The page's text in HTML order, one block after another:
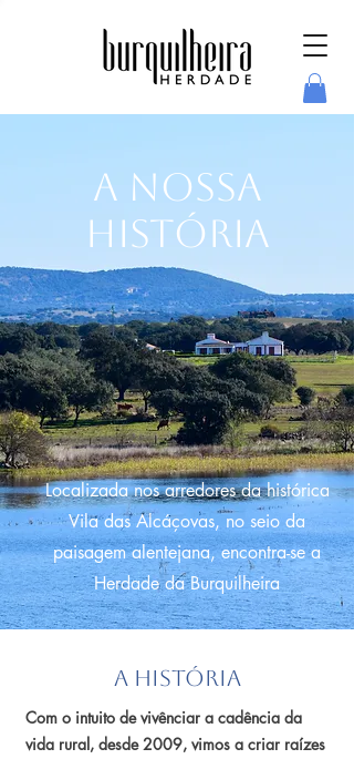
A Nossa
História
Localizada nos arredores da histórica
Vila das Alcáçovas, no seio da
paisagem alentejana, encontra-se a
Herdade da Burquilheira
A História
Com o intuito de vivênciar a cadência da
vida rural, desde 2009, vimos a criar raízes